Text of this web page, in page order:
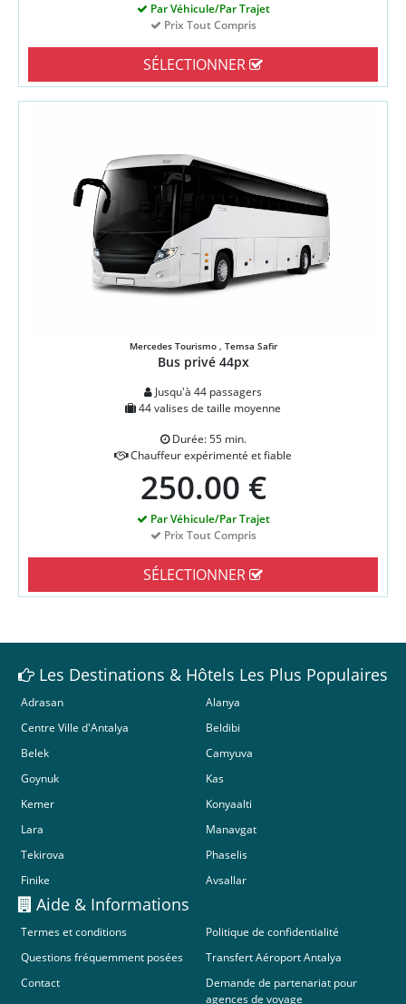
Par Véhicule/Par Trajet
Prix Tout Compris
SÉLECTIONNER
Mercedes Tourismo , Temsa Safir
Bus privé 44px
Jusqu'à 44 passagers
44 valises de taille moyenne
Durée: 55 min.
Chauffeur expérimenté et fiable
250.00 €
Par Véhicule/Par Trajet
Prix Tout Compris
SÉLECTIONNER
Les Destinations & Hôtels Les Plus Populaires
Adrasan
Alanya
Centre Ville d'Antalya
Beldibi
Belek
Camyuva
Goynuk
Kas
Kemer
Konyaalti
Lara
Manavgat
Tekirova
Phaselis
Finike
Avsallar
Aide & Informations
Termes et conditions
Politique de confidentialité
Questions fréquemment posées
Transfert Aéroport Antalya
Contact
Demande de partenariat pour
agences de voyage